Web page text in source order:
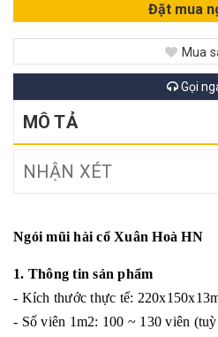
Đặt mua
Mua
Gọi
MÔ TẢ
NHẬN XÉT
Ngói mũi hài cổ Xuân Hoà HN
1. Thông tin sản phẩm
- Kích thước thực tế:
- Số viên 1m2: 100 ~ 130 viên